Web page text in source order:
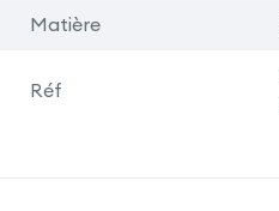
Matière
Réf